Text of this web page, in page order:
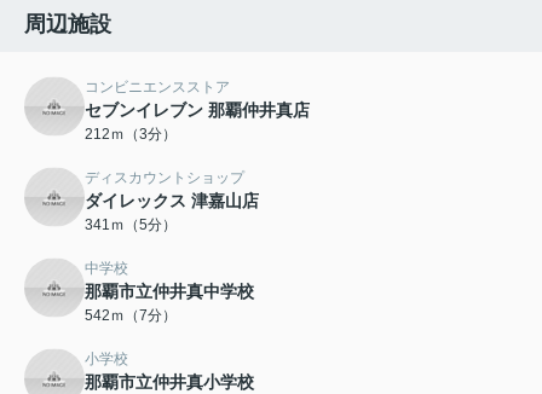
周辺施設
コンビニエンスストア
セブンイレブン 那覇仲井真店
212ｍ（3分）
ディスカウントショップ
ダイレックス 津嘉山店
341ｍ（5分）
中学校
那覇市立仲井真中学校
542ｍ（7分）
小学校
那覇市立仲井真小学校